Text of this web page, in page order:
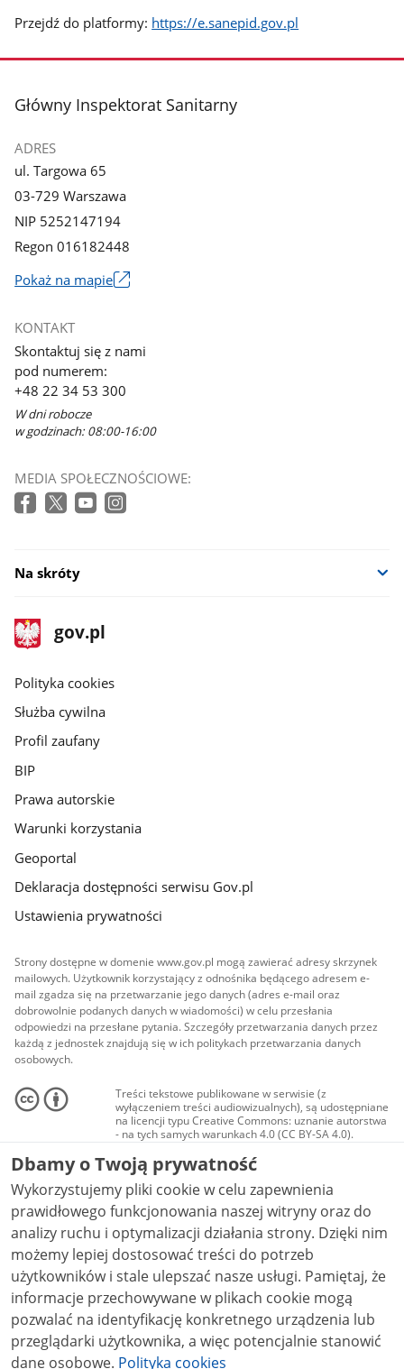
Przejdź do platformy: https://e.sanepid.gov.pl
stopka
Główny Inspektorat Sanitarny
ADRES
ul. Targowa 65
03-729 Warszawa
NIP 5252147194
Regon 016182448
Pokaż na mapie
się
w
nowym
oknie
KONTAKT
Skontaktuj się z nami
pod numerem:
+48 22 34 53 300
W dni robocze
w godzinach: 08:00-16:00
MEDIA SPOŁECZNOŚCIOWE:
Na skróty
stopka
gov.pl
Strona
gov.pl
gov.pl
Polityka cookies
Służba cywilna
Profil zaufany
BIP
Prawa autorskie
Warunki korzystania
Geoportal
Deklaracja dostępności serwisu Gov.pl
Ustawienia prywatności
Strony dostępne w domenie www.gov.pl mogą zawierać adresy skrzynek
mailowych. Użytkownik korzystający z odnośnika będącego adresem e-
mail zgadza się na przetwarzanie jego danych (adres e-mail oraz
dobrowolnie podanych danych w wiadomości) w celu przesłania
odpowiedzi na przesłane pytania. Szczegóły przetwarzania danych przez
każdą z jednostek znajdują się w ich politykach przetwarzania danych
osobowych.
Treści tekstowe publikowane w serwisie (z
wyłączeniem treści audiowizualnych), są udostępniane
na licencji typu Creative Commons: uznanie autorstwa
- na tych samych warunkach 4.0 (CC BY-SA 4.0).
Materiały audiowizualne, w tym zdjęcia, materiały
audio i wideo, są udostępniane na licencji typu
Creative Commons: uznanie autorstwa użycie
niekomercyjne - bez utworów zależnych 4.0 (CC BY-
NC-ND 4.0), o ile nie jest to stwierdzone inaczej.
Dbamy o Twoją prywatność
Wykorzystujemy pliki cookie w celu zapewnienia
prawidłowego funkcjonowania naszej witryny oraz do
analizy ruchu i optymalizacji działania strony. Dzięki nim
możemy lepiej dostosować treści do potrzeb
użytkowników i stale ulepszać nasze usługi. Pamiętaj, że
informacje przechowywane w plikach cookie mogą
pozwalać na identyfikację konkretnego urządzenia lub
przeglądarki użytkownika, a więc potencjalnie stanowić
dane osobowe. Polityka cookies